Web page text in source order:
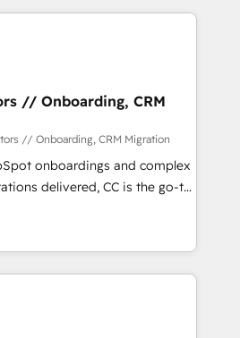
our growth-first
brands dominate their
web design, sales
working with tech companies
2002, we are committed to
and developing their
with HubSpot through
and seamless integration of
your digital ecosystem. Would
your inbound
objectives. With 125+
part of the most certified
both English & French.
// Onboarding, CRM
// Onboarding, CRM Migration
onboardings and complex
delivered, CC is the go-to
for businesses ready to
scale smarter. We specialize
CMS migrations and
like Salesforce, NetSuite,
CRMs, turning fragmented